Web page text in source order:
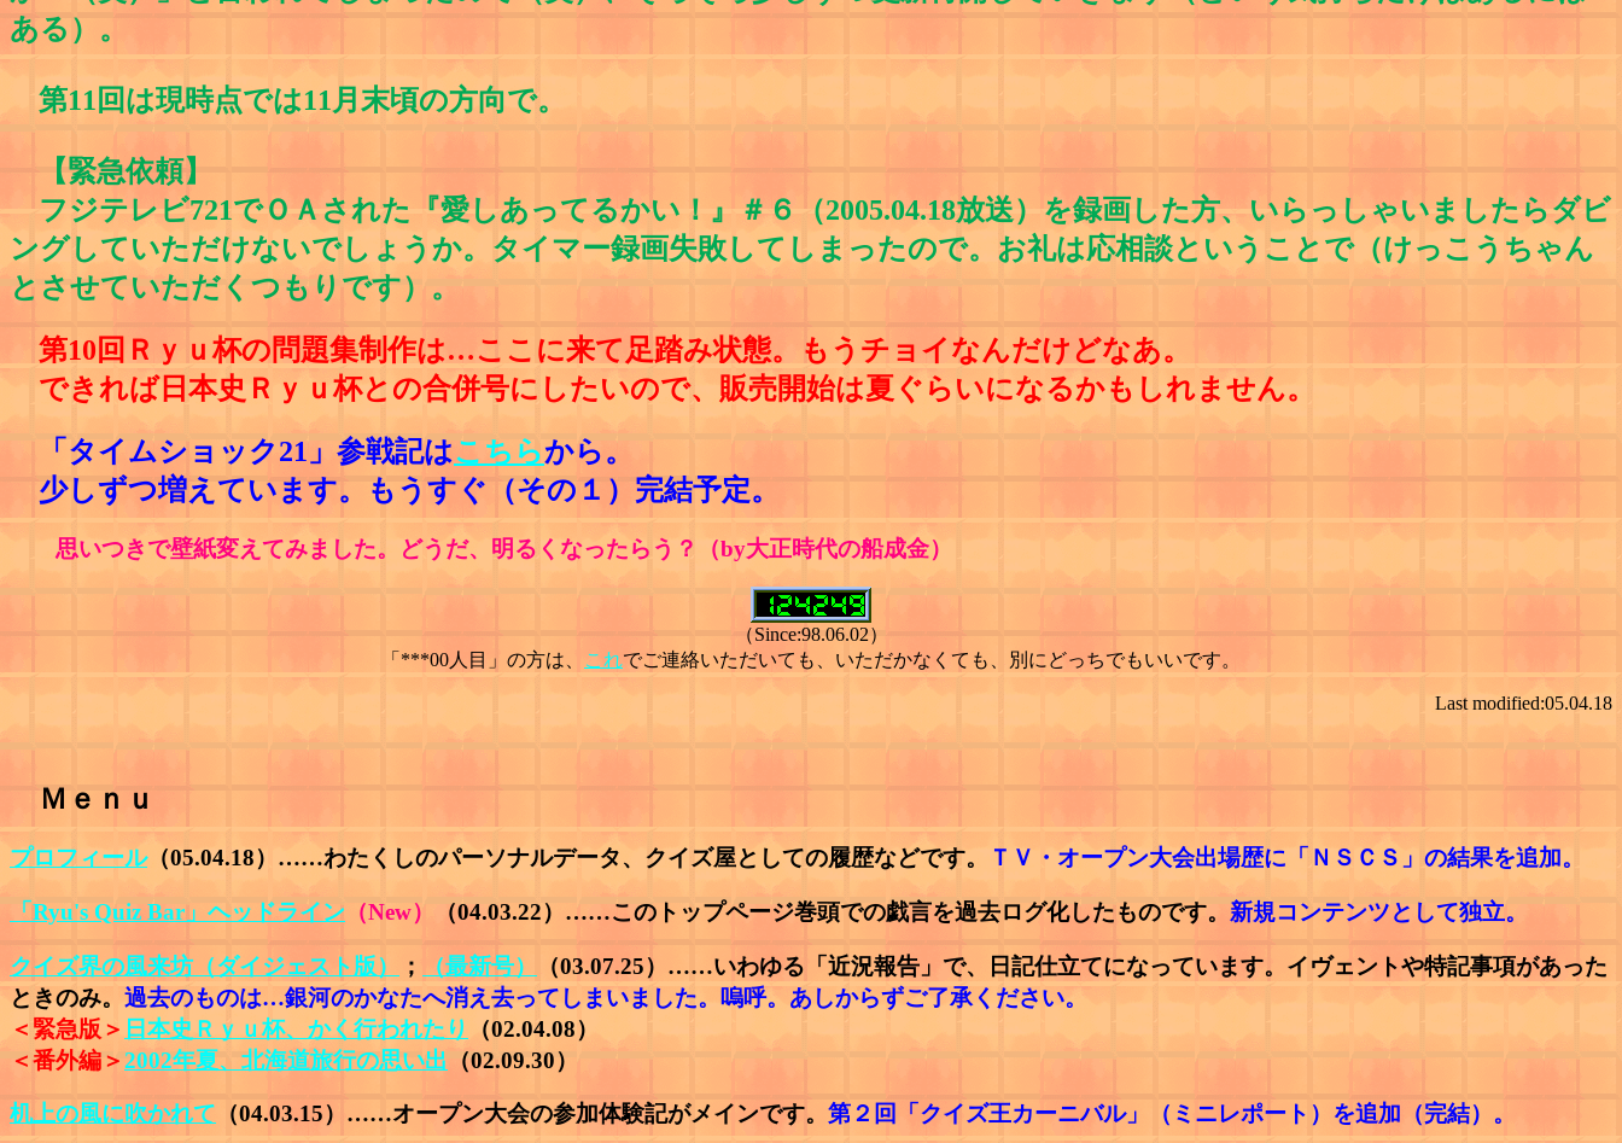
ある）。
第11回は現時点では11月末頃の方向で。
【緊急依頼】
フジテレビ721でＯＡされた『愛しあってるかい！』＃６（2005.04.18放送）を録画した方、いらっしゃいましたらダビ
ングしていただけないでしょうか。タイマー録画失敗してしまったので。お礼は応相談ということで（けっこうちゃん
とさせていただくつもりです）。
第10回Ｒｙｕ杯の問題集制作は…ここに来て足踏み状態。もうチョイなんだけどなあ。
できれば日本史Ｒｙｕ杯との合併号にしたいので、販売開始は夏ぐらいになるかもしれません。
「タイムショック21」参戦記はこちらから。
少しずつ増えています。もうすぐ（その１）完結予定。
思いつきで壁紙変えてみました。どうだ、明るくなったらう？（by大正時代の船成金）
（Since:98.06.02）
「***00人目」の方は、
これでご連絡いただいても、いただかなくても、別にどっちでもいいです。
Last modified:05.04.18
Ｍｅｎｕ
プロフィール（05.04.18）……わたくしのパーソナルデータ、クイズ屋としての履歴などです。 ＴＶ・オープン大会出場歴に「ＮＳＣＳ」の結果を追加。
「Ryu's Quiz Bar」ヘッドライン （New） （04.03.22）……このトップページ巻頭での戯言を過去ログ化したものです。 新規コンテンツとして独立。
クイズ界の風来坊（ダイジェスト版） ； （最新号）
（03.07.25）……いわゆる「近況報告」で、日記仕立てになっています。イヴェントや特記事項があった
ときのみ。 過去のものは…銀河のかなたへ消え去ってしまいました。嗚呼。あしからずご了承ください。
＜緊急版＞ 日本史Ｒｙｕ杯、かく行われたり
（02.04.08）
＜番外編＞2002年夏、北海道旅行の思い出 （02.09.30）
机上の風に吹かれて （04.03.15）……オープン大会の参加体験記がメインです。 第２回「クイズ王カーニバル」（ミニレポート）を追加（完結）。